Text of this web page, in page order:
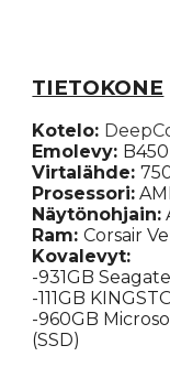
TIETOKONE
Kotelo:
Emolevy:
Virtalähde:
Prosessori:
Näytönohjain:
Ram:Corsair
Kovalevyt:
-931GB
-111GB
-960GB
(SSD)